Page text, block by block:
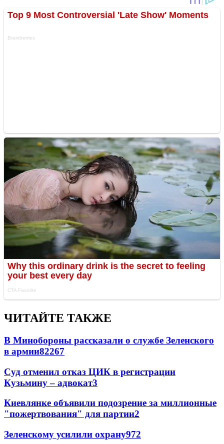
ЧИТАЙТЕ ТАКЖЕ
В Минобороны рассказали о службе Зеленского
в армии82267
Суд отменил отказ ЦИК в регистрации
Кузьмину – адвокат3
Киевлянке объявили подозрение за миллионные
"пожертвования" для партии2
Зеленскому усилили охрану972